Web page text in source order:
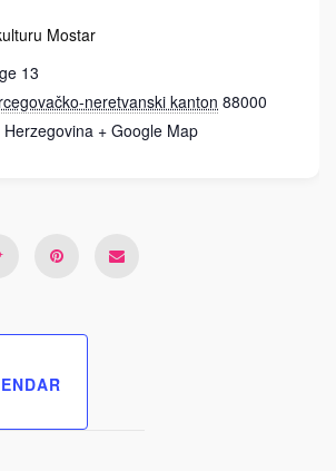
Mostar
13
neretvanski kanton 88000
+ Google Map